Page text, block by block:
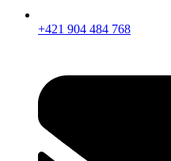
+421 904 484 768